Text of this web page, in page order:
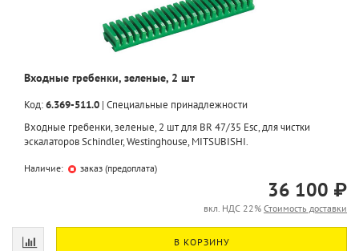
Входные гребенки, зеленые, 2 шт
Код:6.369-511.0 | Специальные принадлежности
Входные гребенки, зеленые, 2 шт для BR 47/35 Esc, для чистки
эскалаторов Schindler, Westinghouse, MITSUBISHI.
Наличие: заказ (предоплата)
36 100 ₽
вкл. НДС 22% Стоимость доставки
В КОРЗИНУ